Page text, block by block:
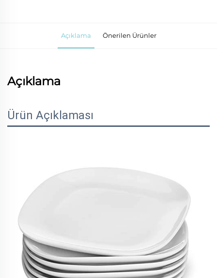
Açıklama Önerilen Ürünler
Açıklama
Ürün Açıklaması